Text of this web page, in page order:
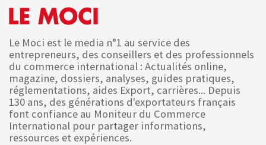
Le Moci est le media n°1 au service des
entrepreneurs, des conseillers et des professionnels
du commerce international : Actualités online,
magazine, dossiers, analyses, guides pratiques,
réglementations, aides Export, carrières... Depuis
130 ans, des générations d'exportateurs français
font confiance au Moniteur du Commerce
International pour partager informations,
ressources et expériences.